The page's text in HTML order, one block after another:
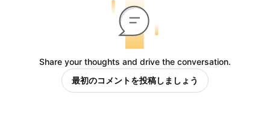
Share your thoughts and drive the conversation.
最初のコメントを投稿しましょう